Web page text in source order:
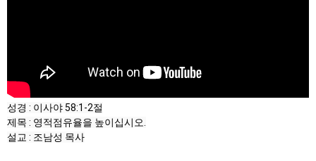
성경 : 이사야 58:1-2절
제목 : 영적점유율을 높이십시오.
설교 : 조남성 목사